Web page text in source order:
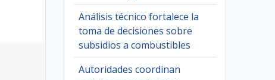
Análisis técnico fortalece la
toma de decisiones sobre
subsidios a combustibles
Autoridades coordinan